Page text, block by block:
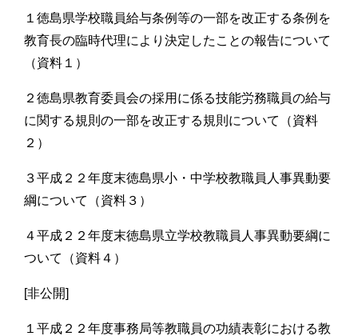
１徳島県学校職員給与条例等の一部を改正する条例を
教育長の臨時代理により決定したことの報告について
（資料１）
２徳島県教育委員会の採用に係る技能労務職員の給与
に関する規則の一部を改正する規則について（資料
２）
３平成２２年度末徳島県小・中学校教職員人事異動要
綱について（資料３）
４平成２２年度末徳島県立学校教職員人事異動要綱に
ついて（資料４）
[非公開]
１平成２２年度事務局等教職員の功績表彰における教